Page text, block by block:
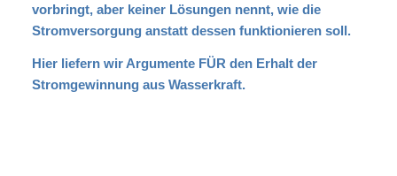
vorbringt, aber keiner Lösungen nennt, wie die
Stromversorgung anstatt dessen funktionieren soll.
Hier liefern wir Argumente FÜR den Erhalt der
Stromgewinnung aus Wasserkraft.